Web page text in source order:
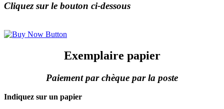
Cliquez sur le bouton ci-dessous
Exemplaire papier
Paiement par chèque par la poste
Indiquez sur un papier